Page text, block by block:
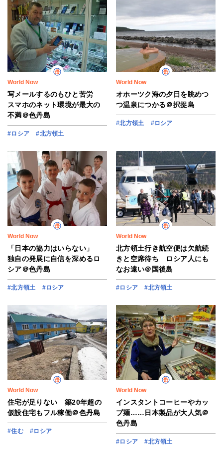
World Now
写メールするのもひと苦労
スマホのネット環境が最大の
不満＠色丹島
#ロシア #北方領土
World Now
オホーツク海の夕日を眺めつ
つ温泉につかる＠択捉島
#北方領土 #ロシア
World Now
「日本の協力はいらない」
独自の発展に自信を深めるロ
シア＠色丹島
#北方領土 #ロシア
World Now
北方領土行き航空便は欠航続
きと空席待ち ロシア人にも
なお遠い＠国後島
#ロシア #北方領土
World Now
住宅が足りない 築20年超の
仮設住宅もフル稼働＠色丹島
#住む #ロシア
World Now
インスタントコーヒーやカッ
プ麺……日本製品が大人気＠
色丹島
#ロシア #北方領土